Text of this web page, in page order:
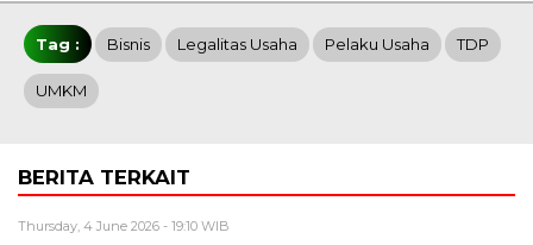
Tag : Bisnis Legalitas Usaha Pelaku Usaha TDP
UMKM
BERITA TERKAIT
Thursday, 4 June 2026 - 19:10 WIB